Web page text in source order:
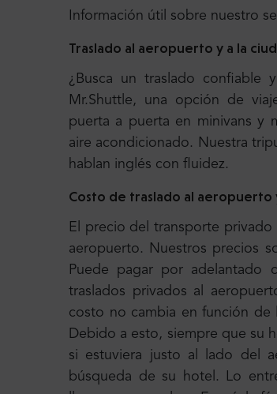
Información útil sobre nuestro
Traslado al aeropuerto y a la
¿Busca un traslado confiable
Mr.Shuttle, una opción de
puerta a puerta en minivans y
aire acondicionado. Nuestra
hablan inglés con fluidez.
Costo de traslado al aeropuerto
El precio del transporte
aeropuerto. Nuestros precios
Puede pagar por adelantado
traslados privados al
costo no cambia en función
Debido a esto, siempre que su
si estuviera justo al lado del
búsqueda de su hotel. Lo